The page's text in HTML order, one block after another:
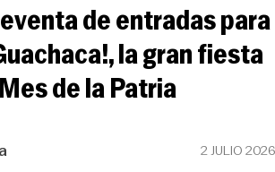
de entradas para
la gran fiesta
de la Patria
2 JULIO 2026